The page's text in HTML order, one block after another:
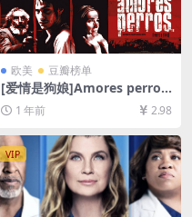
欧美 豆瓣榜单
[爱情是狗娘]Amores perros
(2000)[百度网盘+夸克网盘10
80P超清未删减资源][网盘在
文字幕]
1 年前 2.98
VIP